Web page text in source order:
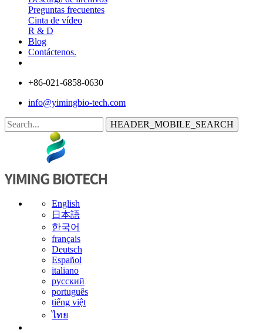
Preguntas frecuentes
Cinta de vídeo
R & D
Blog
Contáctenos.
+86-021-6858-0630
info@yimingbio-tech.com
HEADER_MOBILE_SEARCH
English
日本語
한국어
français
Deutsch
Español
italiano
русский
português
tiếng việt
ไทย